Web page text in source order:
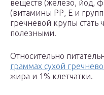
веществ (железо, йод,
(витамины РР, Е и
гречневой крупы
полезными.
Относительно
граммах сухой
жира и 1% клетчатки.